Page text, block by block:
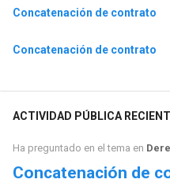
Concatenación de contrato
Concatenación de contrato
ACTIVIDAD PÚBLICA
Ha preguntado en el tema en
Concatenación de